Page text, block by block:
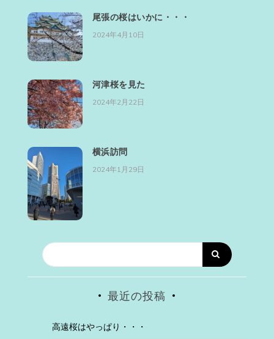
尾張の桜はいかに・・・
2024年4月10日
河津桜を見た
2024年2月22日
横浜訪問
2024年1月29日
最近の投稿
高遠桜はやっぱり・・・